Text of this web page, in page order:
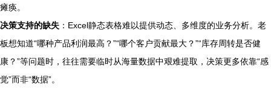
瘫痪。
决策支持的缺失 ：Excel静态表格难以提供动态、多维度的业务分析。老
板想知道“哪种产品利润最高？”“哪个客户贡献最大？”“库存周转是否健
康？”等问题时，往往需要临时从海量数据中艰难提取，决策更多依靠“感
觉”而非“数据”。